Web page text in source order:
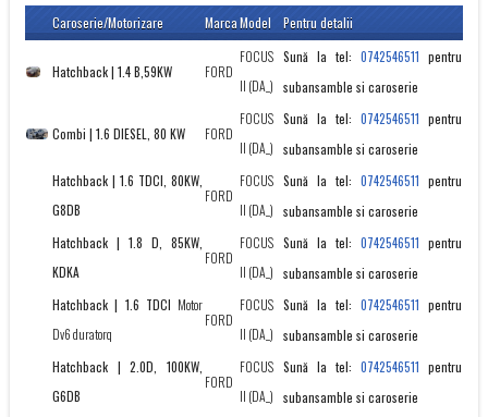
Caroserie/Motorizare MarcaModel Pentru detalii
Hatchback | 1.4 B,59KW FORD
FOCUS
II (DA_)
Sună la tel: 0742546511 pentru
subansamble si caroserie
Combi | 1.6 DIESEL, 80 KW FORD
FOCUS
II (DA_)
Sună la tel: 0742546511 pentru
subansamble si caroserie
Hatchback | 1.6 TDCI, 80KW,
G8DB
FORD
FOCUS
II (DA_)
Sună la tel: 0742546511 pentru
subansamble si caroserie
Hatchback | 1.8 D, 85KW,
KDKA
FORD
FOCUS
II (DA_)
Sună la tel: 0742546511 pentru
subansamble si caroserie
Hatchback | 1.6 TDCI Motor
Dv6 duratorq
FORD
FOCUS
II (DA_)
Sună la tel: 0742546511 pentru
subansamble si caroserie
Hatchback | 2.0D, 100KW,
G6DB
FORD
FOCUS
II (DA_)
Sună la tel: 0742546511 pentru
subansamble si caroserie